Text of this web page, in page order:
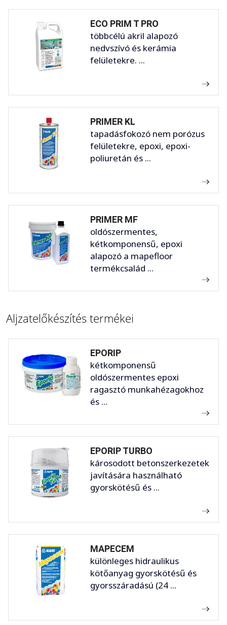
ECO PRIM T PRO
többcélú akril alapozó
nedvszívó és kerámia
felületekre. ...
PRIMER KL
tapadásfokozó nem porózus
felületekre, epoxi, epoxi-
poliuretán és ...
PRIMER MF
oldószermentes,
kétkomponensű, epoxi
alapozó a mapefloor
termékcsalád ...
Aljzatelőkészítés termékei
EPORIP
kétkomponensű
oldószermentes epoxi
ragasztó munkahézagokhoz
és ...
EPORIP TURBO
károsodott betonszerkezetek
javítására használható
gyorskötésű és ...
MAPECEM
különleges hidraulikus
kötőanyag gyorskötésű és
gyorsszáradású (24 ...